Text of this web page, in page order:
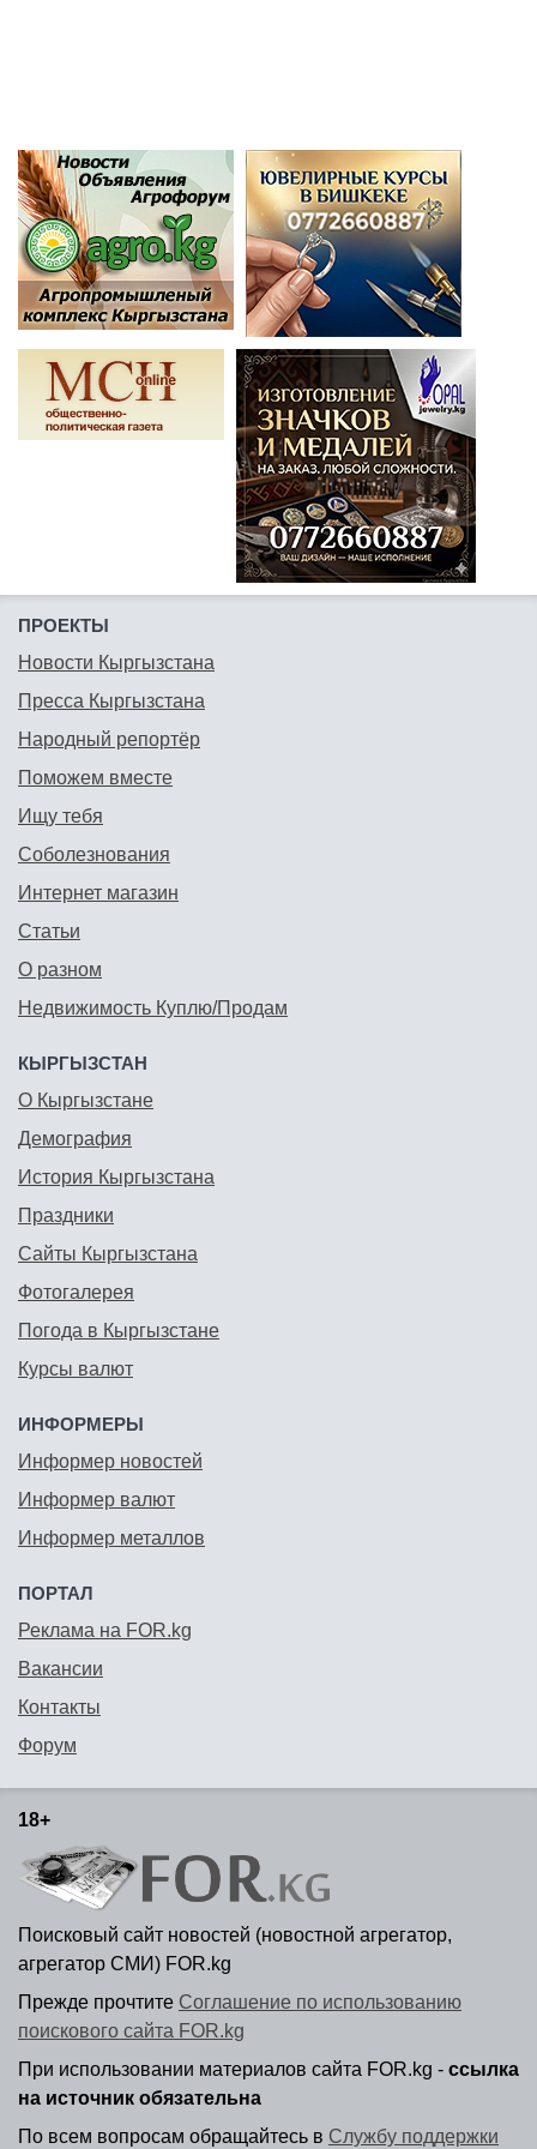
ПРОЕКТЫ
Новости Кыргызстана
Пресса Кыргызстана
Народный репортёр
Поможем вместе
Ищу тебя
Соболезнования
Интернет магазин
Статьи
О разном
Недвижимость Куплю/Продам
КЫРГЫЗСТАН
О Кыргызстане
Демография
История Кыргызстана
Праздники
Сайты Кыргызстана
Фотогалерея
Погода в Кыргызстане
Курсы валют
ИНФОРМЕРЫ
Информер новостей
Информер валют
Информер металлов
ПОРТАЛ
Реклама на FOR.kg
Вакансии
Контакты
Форум
18+
Поисковый сайт новостей (новостной агрегатор,
агрегатор СМИ) FOR.kg
Прежде прочтите Соглашение по использованию
поискового сайта FOR.kg
При использовании материалов сайта FOR.kg - ссылка
на источник обязательна
По всем вопросам обращайтесь в Службу поддержки